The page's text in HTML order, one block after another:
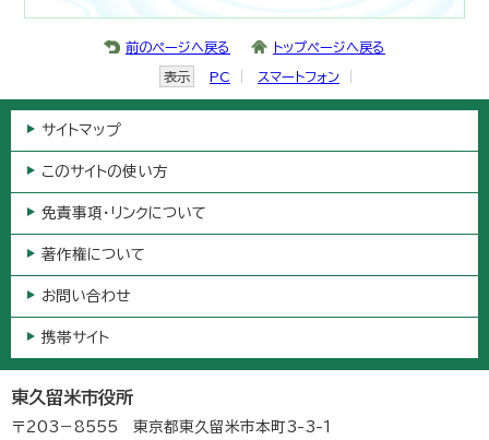
前のページへ戻る トップページへ戻る
表示 PC スマートフォン
サイトマップ
このサイトの使い方
免責事項・リンクについて
著作権について
お問い合わせ
携帯サイト
東久留米市役所
〒203－8555 東京都東久留米市本町3-3-1